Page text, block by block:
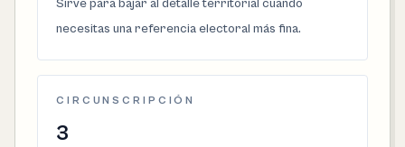
Sirve para bajar al detalle territorial cuando
necesitas una referencia electoral más fina.
CIRCUNSCRIPCIÓN
3